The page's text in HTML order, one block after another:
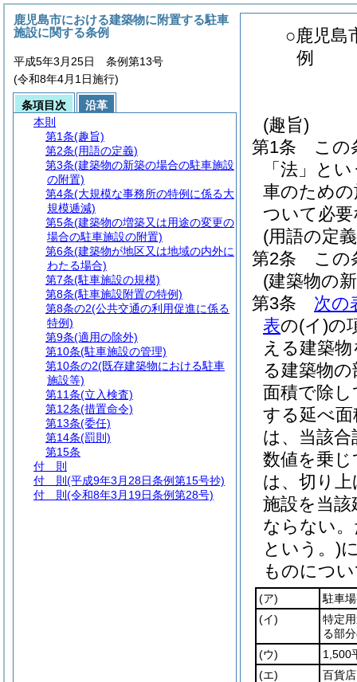
○鹿児島
例
(趣旨)
第1条
この
「法」と
車のための
ついて必
(用語の定
第2条
この
(建築物の
第3条
次の
表の(イ)の
える建築
る建築物
面積で除
する延べ
は、当該
数値を乗
は、切り
施設を当
ならない。
という。)
ものにつ
(ア)
駐車
(イ)
特定
る部
(ウ)
1,500
(エ)
百貨
鹿児島市における建築物に附置する駐車
施設に関する条例
平成5年3月25日 条例第13号
(令和8年4月1日施行)
条項目次
沿革
本則
第1条(趣旨)
第2条(用語の定義)
第3条(建築物の新築の場合の駐車施設
の附置)
第4条(大規模な事務所の特例に係る大
規模逓減)
第5条(建築物の増築又は用途の変更の
場合の駐車施設の附置)
第6条(建築物が地区又は地域の内外に
わたる場合)
第7条(駐車施設の規模)
第8条(駐車施設附置の特例)
第8条の2(公共交通の利用促進に係る
特例)
第9条(適用の除外)
第10条(駐車施設の管理)
第10条の2(既存建築物における駐車
施設等)
第11条(立入検査)
第12条(措置命令)
第13条(委任)
第14条(罰則)
第15条
付 則
付 則 (平成9年3月28日条例第15号抄)
付 則 (令和8年3月19日条例第28号)